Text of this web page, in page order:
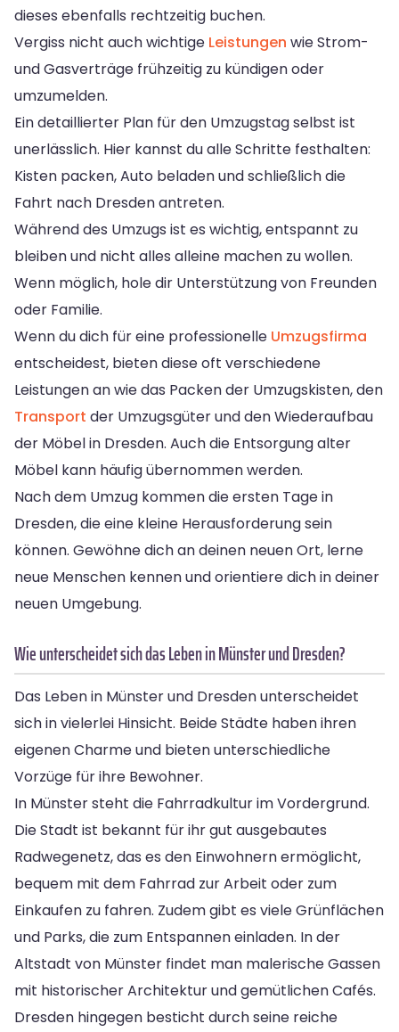
dieses ebenfalls rechtzeitig buchen.
Vergiss nicht auch wichtige Leistungen wie Strom-
und Gasverträge frühzeitig zu kündigen oder
umzumelden.
Ein detaillierter Plan für den Umzugstag selbst ist
unerlässlich. Hier kannst du alle Schritte festhalten:
Kisten packen, Auto beladen und schließlich die
Fahrt nach Dresden antreten.
Während des Umzugs ist es wichtig, entspannt zu
bleiben und nicht alles alleine machen zu wollen.
Wenn möglich, hole dir Unterstützung von Freunden
oder Familie.
Wenn du dich für eine professionelle Umzugsfirma
entscheidest, bieten diese oft verschiedene
Leistungen an wie das Packen der Umzugskisten, den
Transport der Umzugsgüter und den Wiederaufbau
der Möbel in Dresden. Auch die Entsorgung alter
Möbel kann häufig übernommen werden.
Nach dem Umzug kommen die ersten Tage in
Dresden, die eine kleine Herausforderung sein
können. Gewöhne dich an deinen neuen Ort, lerne
neue Menschen kennen und orientiere dich in deiner
neuen Umgebung.
Wie unterscheidet sich das Leben in Münster und Dresden?
Das Leben in Münster und Dresden unterscheidet
sich in vielerlei Hinsicht. Beide Städte haben ihren
eigenen Charme und bieten unterschiedliche
Vorzüge für ihre Bewohner.
In Münster steht die Fahrradkultur im Vordergrund.
Die Stadt ist bekannt für ihr gut ausgebautes
Radwegenetz, das es den Einwohnern ermöglicht,
bequem mit dem Fahrrad zur Arbeit oder zum
Einkaufen zu fahren. Zudem gibt es viele Grünflächen
und Parks, die zum Entspannen einladen. In der
Altstadt von Münster findet man malerische Gassen
mit historischer Architektur und gemütlichen Cafés.
Dresden hingegen besticht durch seine reiche